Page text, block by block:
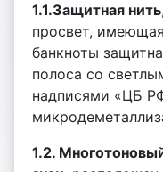
1.1.Защитная нить
просвет,
банкноты
полоса со
надписями «ЦБ
1.2.